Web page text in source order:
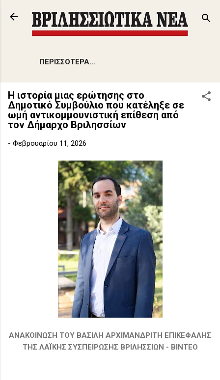
Μετάβαση στο κύριο περιεχόμενο
ΠΕΡΙΣΣΌΤΕΡΑ…
Η ιστορία μιας ερώτησης στο
Δημοτικό Συμβούλιο που κατέληξε σε
ωμή αντικομμουνιστική επίθεση από
τον Δήμαρχο Βριλησσίων
- Φεβρουαρίου 11, 2026
ΑΝΑΚΟΙΝΩΣΗ ΤΟΥ ΒΑΣΙΛΗ ΑΡΧΙΜΑΝΔΡΙΤΗ ΕΠΙΚΕΦΑΛΗΣ
ΤΗΣ ΛΑΪΚΗΣ ΣΥΣΠΕΙΡΩΣΗΣ ΒΡΙΛΗΣΣΙΩΝ - ΒΙΝΤΕΟ